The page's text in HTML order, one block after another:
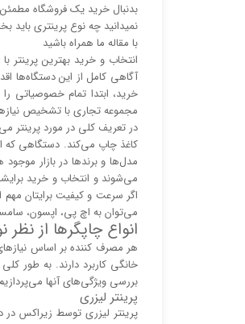
بدنبال خرید یک فروشگاه
نمیدانید چه نوع پرینتری باید
با مقاله ما همراه باشید
انتخاب و خرید بهترین
آگاهی کامل از این دستگاه‌ها
خرید، ابتدا تمام خصوصیاتی
مجموعه تجاری با تشخیص
در تعریف کلی در مورد پرینتر
کاغذ چاپ می‌کند. دستگاهی که
مدل‌ها و برند‌ها در بازار
می‌شوند و انتخاب و خرید
اگر سرعت و کیفیت برایتان
می‌توان به اچ پی، اپسون،
انواع چاپگر‌ها از
هر مصرف کننده بر اساس
خانگی کاربرد دارند. به طور
بررسی ویژگی‌های آنها
پرینتر لیزری